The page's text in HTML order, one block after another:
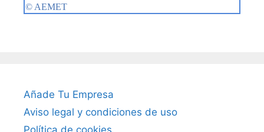
Añade Tu Empresa
Aviso legal y condiciones de uso